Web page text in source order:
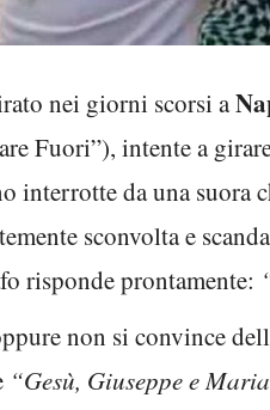
nei giorni scorsi a
Fuori”), intente a
da una suora
sconvolta e
risponde prontamente:
non si convince
“Gesù, Giuseppe e